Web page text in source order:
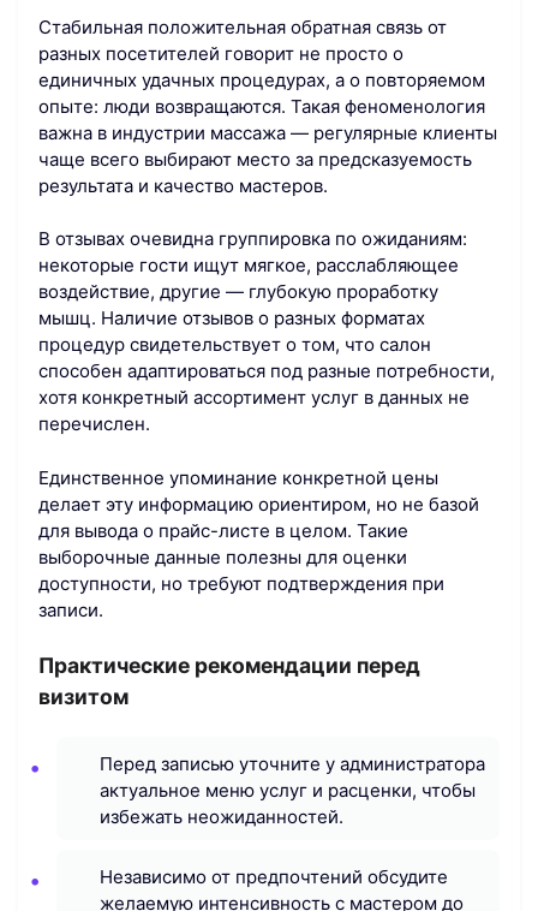
Стабильная положительная обратная связь от
разных посетителей говорит не просто о
единичных удачных процедурах, а о повторяемом
опыте: люди возвращаются. Такая феноменология
важна в индустрии массажа — регулярные клиенты
чаще всего выбирают место за предсказуемость
результата и качество мастеров.
В отзывах очевидна группировка по ожиданиям:
некоторые гости ищут мягкое, расслабляющее
воздействие, другие — глубокую проработку
мышц. Наличие отзывов о разных форматах
процедур свидетельствует о том, что салон
способен адаптироваться под разные потребности,
хотя конкретный ассортимент услуг в данных не
перечислен.
Единственное упоминание конкретной цены
делает эту информацию ориентиром, но не базой
для вывода о прайс-листе в целом. Такие
выборочные данные полезны для оценки
доступности, но требуют подтверждения при
записи.
Практические рекомендации перед
визитом
Перед записью уточните у администратора
актуальное меню услуг и расценки, чтобы
избежать неожиданностей.
Независимо от предпочтений обсудите
желаемую интенсивность с мастером до